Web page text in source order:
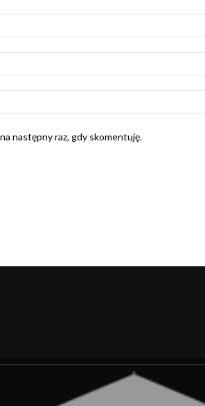
następny raz, gdy skomentuję.